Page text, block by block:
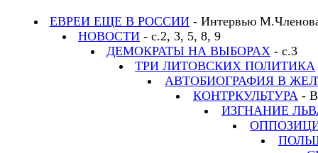
ЕВРЕИ ЕЩЕ В РОССИИ - Интервью
НОВОСТИ - с.2, 3, 5, 8, 9
ДЕМОКРАТЫ НА ВЫБОРАХ - с.3
ТРИ ЛИТОВСКИХ ПОЛИТИКА
АВТОБИОГРАФИЯ В
КОНТРКУЛЬТУРА -
ИЗГНАНИЕ